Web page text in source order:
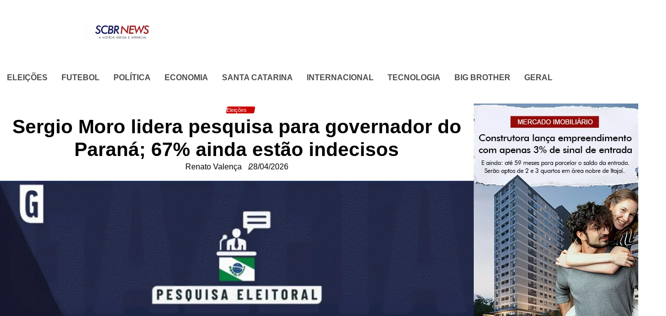
ELEIÇÕES FUTEBOL POLÍTICA ECONOMIA SANTA CATARINA INTERNACIONAL TECNOLOGIA BIG BROTHER GERAL
Eleições
Sergio Moro lidera pesquisa para governador do
Paraná; 67% ainda estão indecisos
Renato Valença 28/04/2026